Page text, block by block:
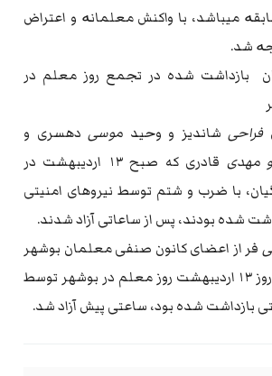
میباشد، با واکنش معلمانە و اعتراض
شد.
بازداشت شده در تجمع روز معلم در
فراحی شاندیز و وحید موسی دهسری و
و مهدی
قادری که صبح ۱۳ اردیبهشت در
با ضرب و شتم توسط نیروهای امنیتی
شده بودند، پس از ساعاتی آزاد شدند.
فر از اعضای کانون صنفی معلمان بوشهر
که در تجمع روز ۱۳ اردیبهشت روز معلم در بوشهر توسط
بازداشت شده بود، ساعتی پیش آزاد شد.